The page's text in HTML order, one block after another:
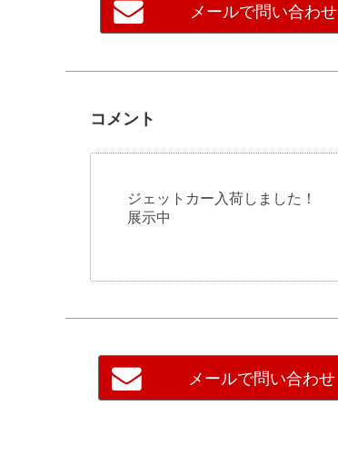
メールで問い合わせ
コメント
ジェットカー入荷しました！
展示中
メールで問い合わせ